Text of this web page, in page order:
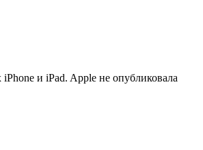
и iPad. Apple не опубликовала